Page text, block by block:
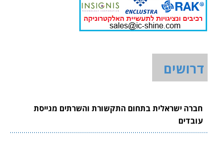
דרושים
חברה ישראלית בתחום התקשורת והשרתים מגייסת
עובדים